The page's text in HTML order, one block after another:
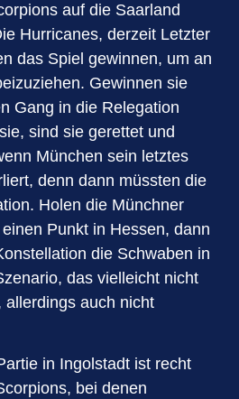
auf die Saarland
Hurricanes, derzeit Letzter
das Spiel gewinnen, um an
Gewinnen sie
Gang in die Relegation
sind sie gerettet und
München sein letztes
denn dann müssten die
Holen die Münchner
Punkt in Hessen, dann
die Schwaben in
das vielleicht nicht
auch nicht
in Ingolstadt ist recht
bei denen